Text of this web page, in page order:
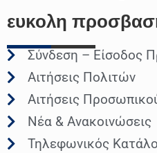
ευκολη
Σύνδεση – Είσοδος
Αιτήσεις Πολιτών
Αιτήσεις
Νέα & Ανακοινώσεις
Τηλεφωνικός